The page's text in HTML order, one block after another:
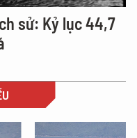
sử: Kỷ lục 44,7